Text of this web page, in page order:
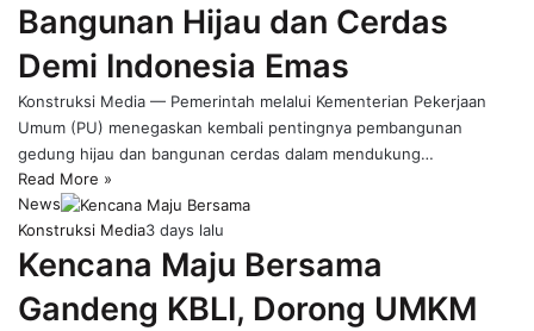
Bangunan Hijau dan Cerdas
Demi Indonesia Emas
Konstruksi Media — Pemerintah melalui Kementerian Pekerjaan
Umum (PU) menegaskan kembali pentingnya pembangunan
gedung hijau dan bangunan cerdas dalam mendukung…
Read More »
News
Konstruksi Media3 days lalu
Kencana Maju Bersama
Gandeng KBLI, Dorong UMKM